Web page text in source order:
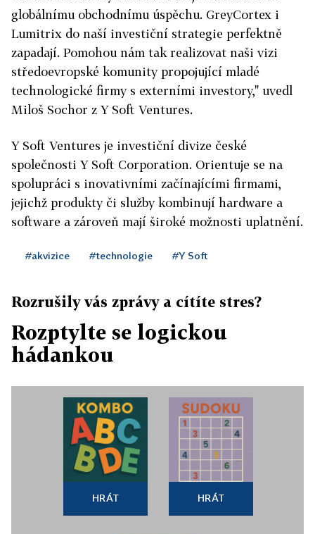
globálnímu obchodnímu úspěchu. GreyCortex i
Lumitrix do naší investiční strategie perfektně
zapadají. Pomohou nám tak realizovat naši vizi
středoevropské komunity propojující mladé
technologické firmy s externími investory," uvedl
Miloš Sochor z Y Soft Ventures.
Y Soft Ventures je investiční divize české
společnosti Y Soft Corporation. Orientuje se na
spolupráci s inovativními začínajícími firmami,
jejichž produkty či služby kombinují hardware a
software a zároveň mají široké možnosti uplatnění.
#akvizice #technologie #Y Soft
Rozrušily vás zprávy a cítíte stres?
Rozptylte se logickou
hádankou
HRÁT HRÁT